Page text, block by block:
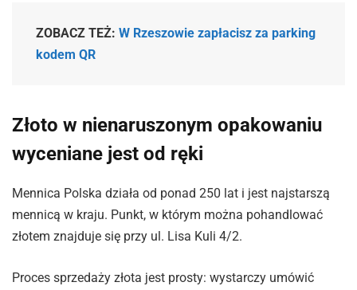
ZOBACZ TEŻ: W Rzeszowie zapłacisz za parking
kodem QR
Złoto w nienaruszonym opakowaniu
wyceniane jest od ręki
Mennica Polska działa od ponad 250 lat i jest najstarszą
mennicą w kraju. Punkt, w którym można pohandlować
złotem znajduje się przy ul. Lisa Kuli 4/2.
Proces sprzedaży złota jest prosty: wystarczy umówić